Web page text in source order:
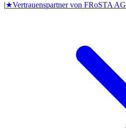
|★Vertrauenspartner von FRoSTA AG